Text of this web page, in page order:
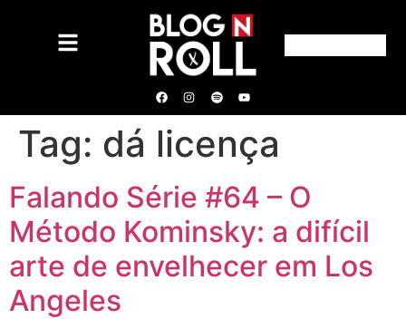
Tag: dá licença
Falando Série #64 – O
Método Kominsky: a difícil
arte de envelhecer em Los
Angeles